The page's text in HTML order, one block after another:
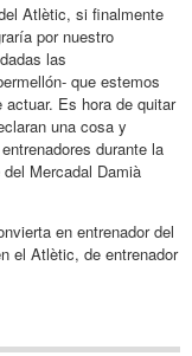
Atlètic, si finalmente
por nuestro
las
que estemos
Es hora de quitar
una cosa y
durante la
Mercadal Damià
en entrenador del
el Atlètic, de entrenador